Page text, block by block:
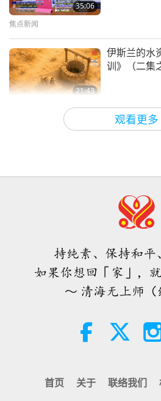
观看更多
35:06
焦点新闻
21:43
伊斯兰的水
训》（二集
19:47
38:45
师父内边的
师徒之间
2:01
肉品制造商
ＭＡＰＡ对
持纯素、保持和平
如果你想回「家」，
～ 清海无上师（
首页 关于 联络我们